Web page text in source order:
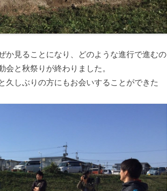
か見ることになり、どのような進行で進むの
と秋祭りが終わりました。
久しぶりの方にもお会いすることができた